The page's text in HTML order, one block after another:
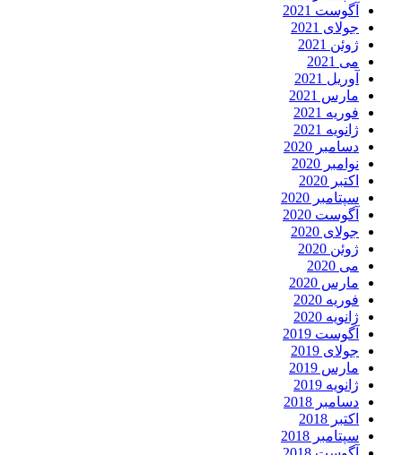
آگوست 2021
جولای 2021
ژوئن 2021
می 2021
آوریل 2021
مارس 2021
فوریه 2021
ژانویه 2021
دسامبر 2020
نوامبر 2020
اکتبر 2020
سپتامبر 2020
آگوست 2020
جولای 2020
ژوئن 2020
می 2020
مارس 2020
فوریه 2020
ژانویه 2020
آگوست 2019
جولای 2019
مارس 2019
ژانویه 2019
دسامبر 2018
اکتبر 2018
سپتامبر 2018